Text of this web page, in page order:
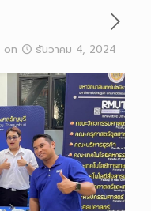
on ธันวาคม 4, 2024